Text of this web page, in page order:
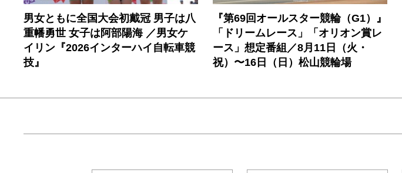
男女ともに全国大会初戴冠 男子は八
重幡勇世 女子は阿部陽海 ／男女ケ
イリン『2026インターハイ自転車競
技』
『第69回オールスター競輪（G1）』
「ドリームレース」「オリオン賞レ
ース」想定番組／8月11日（火・
祝）〜16日（日）松山競輪場